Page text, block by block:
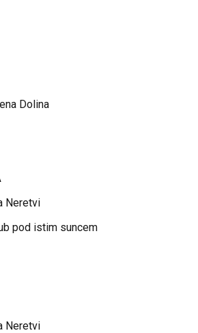
Dolina
Neretvi
pod istim suncem
Neretvi